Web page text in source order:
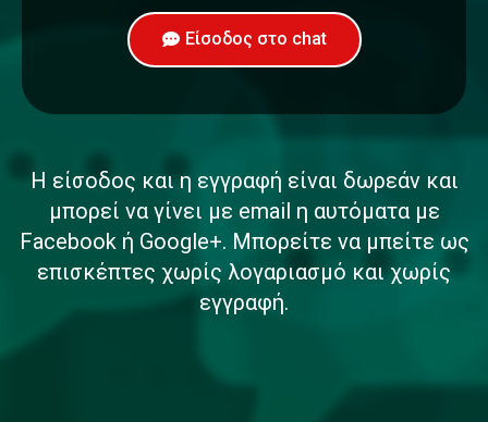
Είσοδος στο chat
Η είσοδος και η εγγραφή είναι δωρεάν και
μπορεί να γίνει με email η αυτόματα με
Facebook ή Google+. Μπορείτε να μπείτε ως
επισκέπτες χωρίς λογαριασμό και χωρίς
εγγραφή.